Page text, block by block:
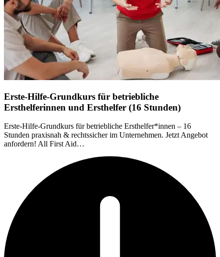
Erste-Hilfe-Grundkurs für betriebliche
Ersthelferinnen und Ersthelfer (16 Stunden)
Erste-Hilfe-Grundkurs für betriebliche Ersthelfer*innen – 16
Stunden praxisnah & rechtssicher im Unternehmen. Jetzt Angebot
anfordern! All First Aid…